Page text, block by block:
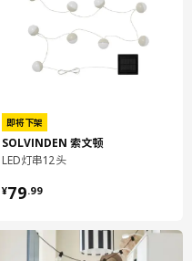
即将下架
SOLVINDEN 索文顿
LED灯串12头
¥79.99
¥ 79.99